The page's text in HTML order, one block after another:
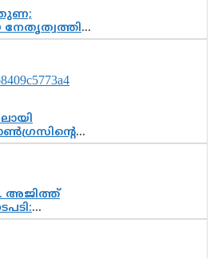
വിലയിരുത്തൽ
പുതിയ
അജിത്ത്